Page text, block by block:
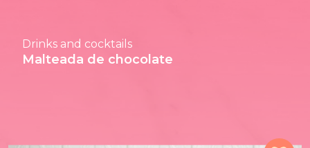
Drinks and cocktails
Malteada de chocolate